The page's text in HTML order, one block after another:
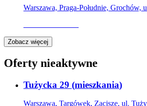
Warszawa, Praga-Południe, Grochów,
Zobacz więcej
Oferty nieaktywne
Tużycka 29 (mieszkania)
Warszawa, Targówek, Zacisze, ul.